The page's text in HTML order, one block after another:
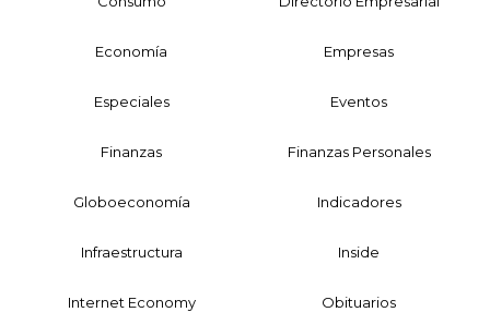
Economía Empresas
Especiales Eventos
Finanzas Finanzas Personales
Globoeconomía Indicadores
Infraestructura Inside
Internet Economy Obituarios